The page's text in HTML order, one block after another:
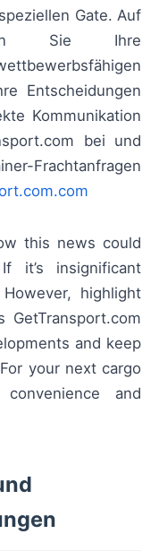
Gate. Auf
Sie Ihre
Entscheidungen
Kommunikation
bei und
Frachtanfragen
this news could
it’s insignificant
highlight
and keep
your next cargo
and